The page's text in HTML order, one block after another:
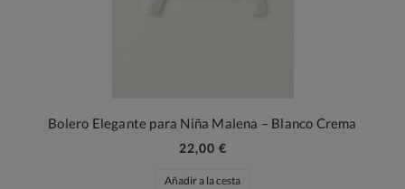
Bolero Elegante para Niña Malena – Blanco Crema
22,00 €
Añadir a la cesta